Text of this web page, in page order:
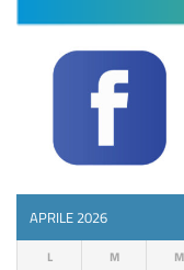
APRILE 2026
L M M